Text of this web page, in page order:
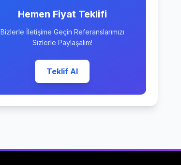
Hemen Fiyat Teklifi
Bizlerle İletişime Geçin Referanslarımızı
Sizlerle Paylaşalım!
Teklif Al